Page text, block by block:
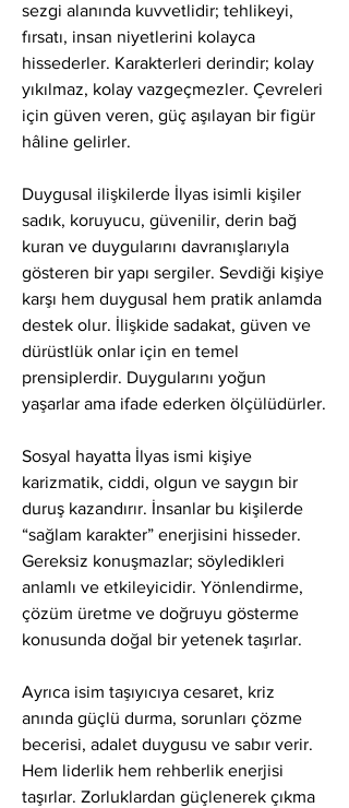
sezgi alanında kuvvetlidir; tehlikeyi,
fırsatı, insan niyetlerini kolayca
hissederler. Karakterleri derindir; kolay
yıkılmaz, kolay vazgeçmezler. Çevreleri
için güven veren, güç aşılayan bir figür
hâline gelirler.
Duygusal ilişkilerde İlyas isimli kişiler
sadık, koruyucu, güvenilir, derin bağ
kuran ve duygularını davranışlarıyla
gösteren bir yapı sergiler. Sevdiği kişiye
karşı hem duygusal hem pratik anlamda
destek olur. İlişkide sadakat, güven ve
dürüstlük onlar için en temel
prensiplerdir. Duygularını yoğun
yaşarlar ama ifade ederken ölçülüdürler.
Sosyal hayatta İlyas ismi kişiye
karizmatik, ciddi, olgun ve saygın bir
duruş kazandırır. İnsanlar bu kişilerde
“sağlam karakter” enerjisini hisseder.
Gereksiz konuşmazlar; söyledikleri
anlamlı ve etkileyicidir. Yönlendirme,
çözüm üretme ve doğruyu gösterme
konusunda doğal bir yetenek taşırlar.
Ayrıca isim taşıyıcıya cesaret, kriz
anında güçlü durma, sorunları çözme
becerisi, adalet duygusu ve sabır verir.
Hem liderlik hem rehberlik enerjisi
taşırlar. Zorluklardan güçlenerek çıkma